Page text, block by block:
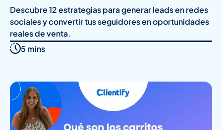
Descubre 12 estrategias para generar leads en redes
sociales y convertir tus seguidores en oportunidades
reales de venta.
5 mins